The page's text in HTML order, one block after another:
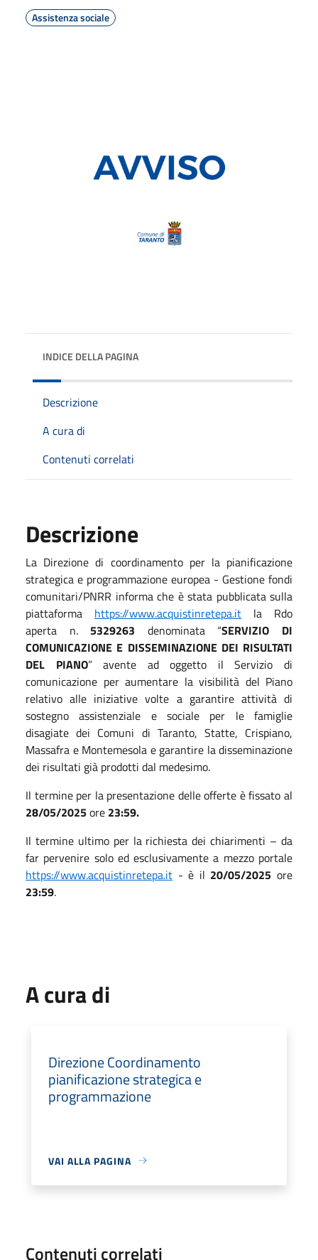
Assistenza sociale
INDICE DELLA PAGINA
Descrizione
A cura di
Contenuti correlati
Descrizione
La Direzione di coordinamento per la pianificazione
strategica e programmazione europea - Gestione fondi
comunitari/PNRR informa che è stata pubblicata sulla
piattaforma https://www.acquistinretepa.it la Rdo
aperta n. 5329263 denominata “SERVIZIO DI
COMUNICAZIONE E DISSEMINAZIONE DEI RISULTATI
DEL PIANO” avente ad oggetto il Servizio di
comunicazione per aumentare la visibilità del Piano
relativo alle iniziative volte a garantire attività di
sostegno assistenziale e sociale per le famiglie
disagiate dei Comuni di Taranto, Statte, Crispiano,
Massafra e Montemesola e garantire la disseminazione
dei risultati già prodotti dal medesimo.
Il termine per la presentazione delle offerte è fissato al
28/05/2025ore 23:59.
Il termine ultimo per la richiesta dei chiarimenti – da
far pervenire solo ed esclusivamente a mezzo portale
https://www.acquistinretepa.it - è il 20/05/2025ore
23:59.
A cura di
Direzione Coordinamento
pianificazione strategica e
programmazione
VAI ALLA PAGINA
Contenuti correlati